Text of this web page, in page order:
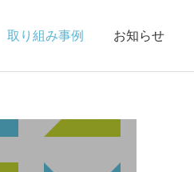
取り組み事例 お知らせ